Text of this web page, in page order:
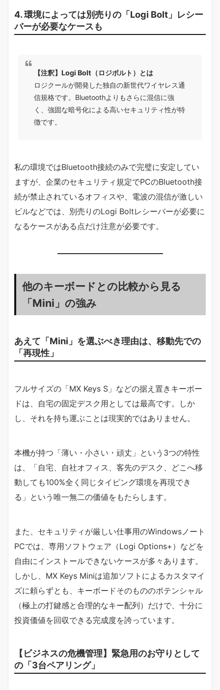
4. 環境によっては別売りの「Logi Bolt」レシー
バーが必要なケースも
【注釈】Logi Bolt（ロジボルト）とは
ロジクールが開発した独自の新世代ワイヤレス通
信規格です。Bluetoothよりもさらに混信に強
く、強固な暗号化による高いセキュリティ性が特
徴です。
私の環境ではBluetooth接続のみで完璧に安定してい
ますが、企業のセキュリティ規定でPCのBluetooth接
続が禁止されているオフィスや、電波の混信が激しい
ビルなどでは、別売りのLogi Boltレシーバーが必要に
なるケースがある点だけ注意が必要です。
他のキーボードとの比較から見る
「Mini」の強み
あえて「Mini」を選ぶべき理由は、移動先での
「再現性」
フルサイズの「MX Keys S」などの据え置きキーボー
ドは、自宅の固定デスク用としては最高です。しか
し、それを持ち運ぶことは現実的ではありません。
本機が持つ「薄い・小さい・頑丈」という3つの特性
は、「自宅、自社オフィス、客先のデスク、どこへ移
動しても100%全く同じタイピング環境を再現でき
る」という唯一無二の価値をもたらします。
また、セキュリティが厳しい仕事用のWindowsノート
PCでは、専用ソフトウェア（Logi Options+）などを
自由にインストールできないケースが多々あります。
しかし、MX Keys Miniは追加ソフトによるカスタマイ
ズに頼らずとも、キーボードそのもののポテンシャル
（極上の打鍵感と合理的なキー配列）だけで、十分に
投資価値を回収できる完成度を誇っています。
【ビジネスの危機管理】緊急用のお守りとして
の「3台ペアリング」